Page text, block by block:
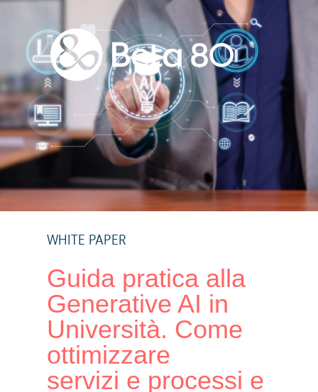
WHITE PAPER
Guida pratica alla
Generative AI in
Università. Come
ottimizzare
servizi e processi e